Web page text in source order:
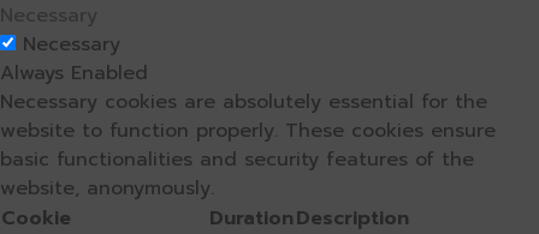
Necessary
Necessary
Always Enabled
Necessary cookies are absolutely essential for the
website to function properly. These cookies ensure
basic functionalities and security features of the
website, anonymously.
Cookie
DurationDescription